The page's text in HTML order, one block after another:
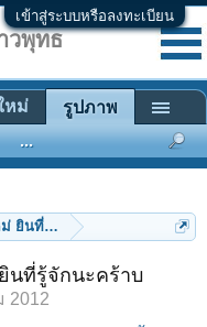
เข้าสู่ระบบหรือลงทะเบียน
ยินที่รู้จักนะคร้าบ
นที่รู้จักนะคร้าบ
2012
วพุทธ
หม่ รูปภาพ
...